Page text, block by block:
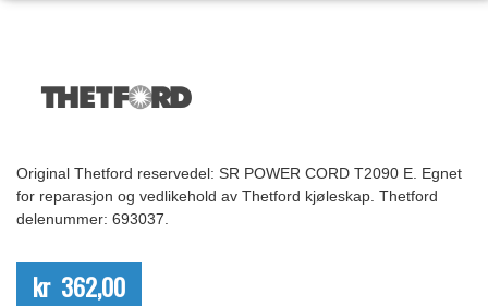
Original Thetford reservedel: SR POWER CORD T2090 E. Egnet
for reparasjon og vedlikehold av Thetford kjøleskap. Thetford
delenummer: 693037.
kr 362,00